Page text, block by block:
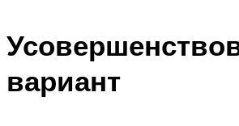
вариант